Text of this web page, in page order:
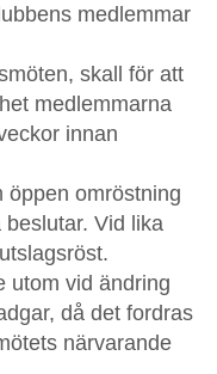
medlemmar
skall för att
medlemmarna
innan
öppen omröstning
Vid lika
utom vid ändring
då det fordras
närvarande